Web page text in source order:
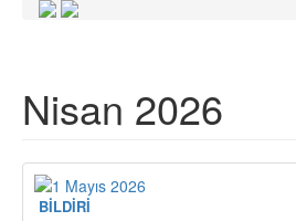
Nisan 2026
BİLDİRİ